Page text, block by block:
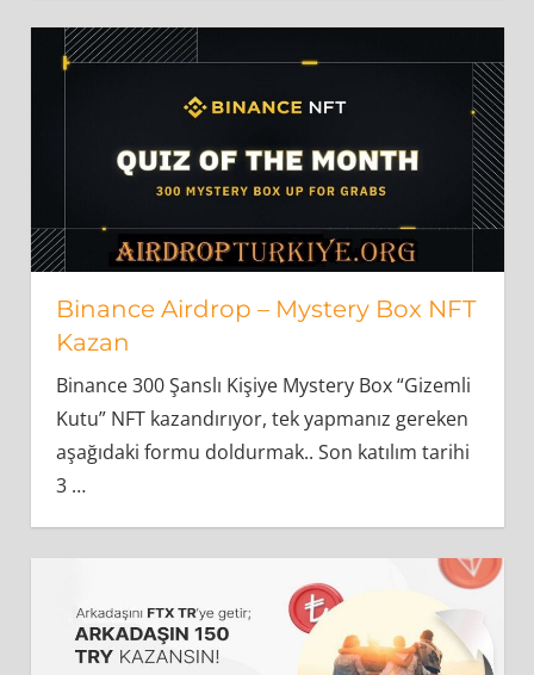
Binance Airdrop – Mystery Box NFT
Kazan
Binance 300 Şanslı Kişiye Mystery Box “Gizemli
Kutu” NFT kazandırıyor, tek yapmanız gereken
aşağıdaki formu doldurmak.. Son katılım tarihi
3 …